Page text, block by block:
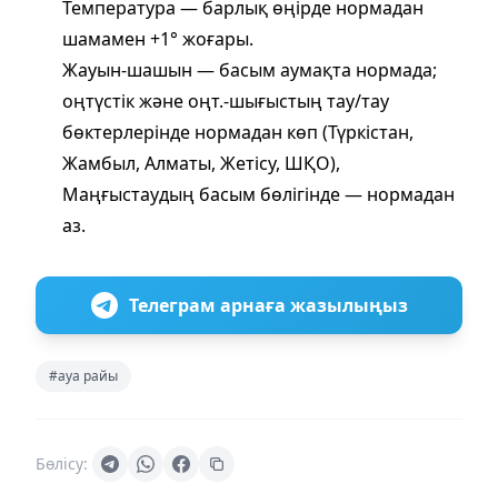
Температура — барлық өңірде нормадан
шамамен +1° жоғары.
Жауын‑шашын — басым аумақта нормада;
оңтүстік және оңт.-шығыстың тау/тау
бөктерлерінде нормадан көп (Түркістан,
Жамбыл, Алматы, Жетісу, ШҚО),
Маңғыстаудың басым бөлігінде — нормадан
аз.
Телеграм арнаға жазылыңыз
#ауа райы
Бөлісу: